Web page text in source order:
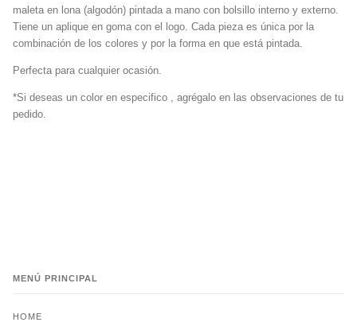
maleta en lona (algodón) pintada a mano con bolsillo interno y externo.
Tiene un aplique en goma con el logo. Cada pieza es única por la
combinación de los colores y por la forma en que está pintada.
Perfecta para cualquier ocasión.
*Si deseas un color en especifico , agrégalo en las observaciones de tu
pedido.
MENÚ PRINCIPAL
HOME